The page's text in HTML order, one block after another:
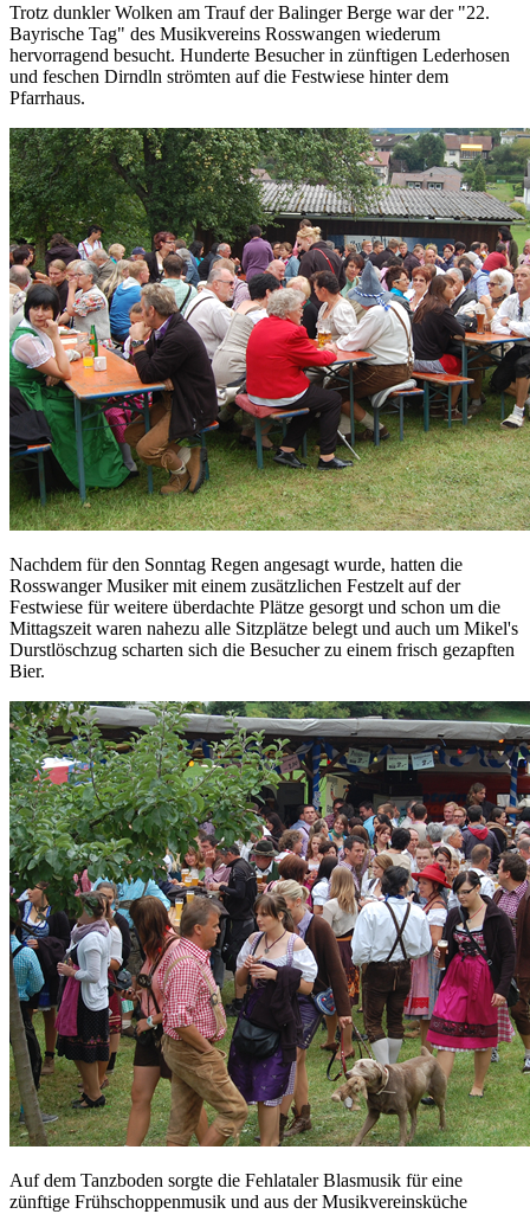
Trotz dunkler Wolken am Trauf der Balinger Berge war der "22.
Bayrische Tag" des Musikvereins Rosswangen wiederum
hervorragend besucht. Hunderte Besucher in zünftigen Lederhosen
und feschen Dirndln strömten auf die Festwiese hinter dem
Pfarrhaus.
Nachdem für den Sonntag Regen angesagt wurde, hatten die
Rosswanger Musiker mit einem zusätzlichen Festzelt auf der
Festwiese für weitere überdachte Plätze gesorgt und schon um die
Mittagszeit waren nahezu alle Sitzplätze belegt und auch um Mikel's
Durstlöschzug scharten sich die Besucher zu einem frisch gezapften
Bier.
Auf dem Tanzboden sorgte die Fehlataler Blasmusik für eine
zünftige Frühschoppenmusik und aus der Musikvereinsküche